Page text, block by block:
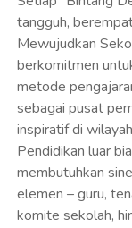
dan menantang, di
melainkan
percaya, dengan
kolaborasi yang
menjadi model
generasi emas
saing. Terima
prestasi dan
Warahmatullahi
WAROKA